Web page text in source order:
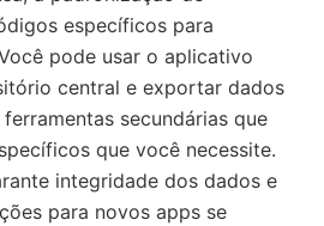
específicos para
pode usar o aplicativo
central e exportar dados
secundárias que
que você necessite.
integridade dos dados e
para novos apps se